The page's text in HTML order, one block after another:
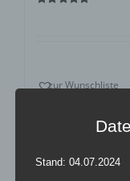
zur Wunschliste
Stand: 04.07.2024